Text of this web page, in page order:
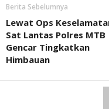
Berita Sebelumnya
Lewat Ops
Sat Lantas Polres MTB
Gencar Tingkatkan
Himbauan